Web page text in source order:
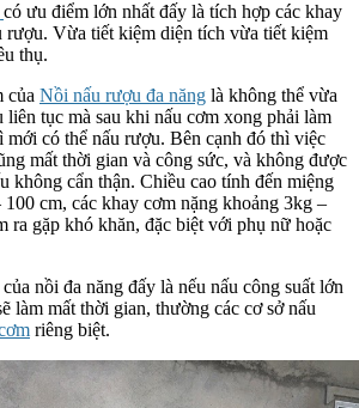
có ưu điểm lớn nhất đấy là tích hợp các khay
rượu. Vừa tiết kiệm diện tích vừa tiết kiệm
thụ.
của Nồi nấu rượu đa năng là không thể vừa
liên tục mà sau khi nấu cơm xong phải làm
mới có thể nấu rượu. Bên cạnh đó thì việc
mất thời gian và công sức, và không được
không cẩn thận. Chiều cao tính đến miệng
cm, các khay cơm nặng khoảng 3kg –
ra gặp khó khăn, đặc biệt với phụ nữ hoặc
nồi đa năng đấy là nếu nấu công suất lớn
làm mất thời gian, thường các cơ sở nấu
riêng biệt.